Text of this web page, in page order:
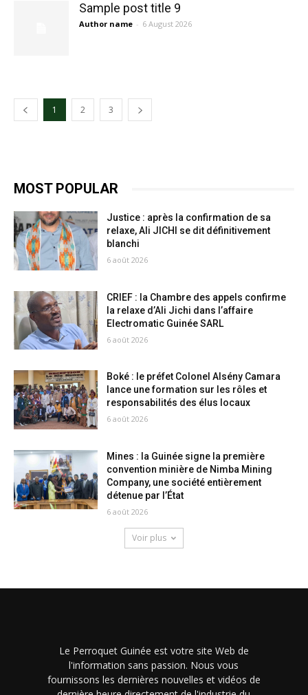
Sample post title 9
Author name - 6 August 2026
1 2 3
MOST POPULAR
Justice : après la confirmation de sa
relaxe, Ali JICHI se dit définitivement
blanchi
6 août 2026
CRIEF : la Chambre des appels confirme
la relaxe d’Ali Jichi dans l’affaire
Electromatic Guinée SARL
6 août 2026
Boké : le préfet Colonel Alsény Camara
lance une formation sur les rôles et
responsabilités des élus locaux
6 août 2026
Mines : la Guinée signe la première
convention minière de Nimba Mining
Company, une société entièrement
détenue par l’État
6 août 2026
Voir plus
Le Perroquet Guinée est votre site Web de
l'information sans passion. Nous vous
fournissons les dernières nouvelles et vidéos de